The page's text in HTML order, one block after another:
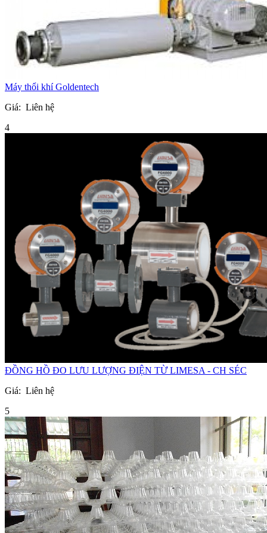
Máy thổi khí Goldentech
Giá: Liên hệ
4
ĐỒNG HỒ ĐO LƯU LƯỢNG ĐIỆN TỪ LIMESA - CH SÉC
Giá: Liên hệ
5